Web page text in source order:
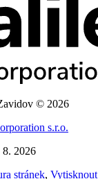
© 2026
s.r.o.
8. 2026
stránek, Vytisknout